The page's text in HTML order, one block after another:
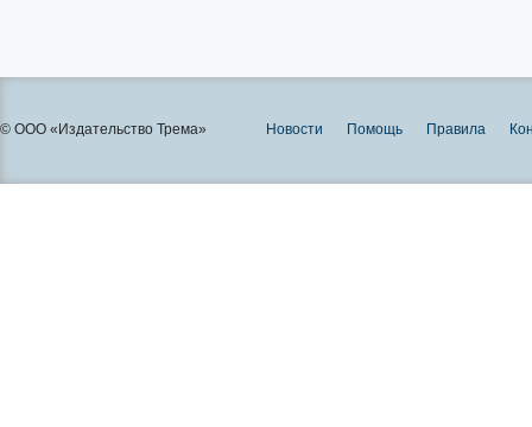
© ООО «Издательство Трема» Новости Помощь Правила